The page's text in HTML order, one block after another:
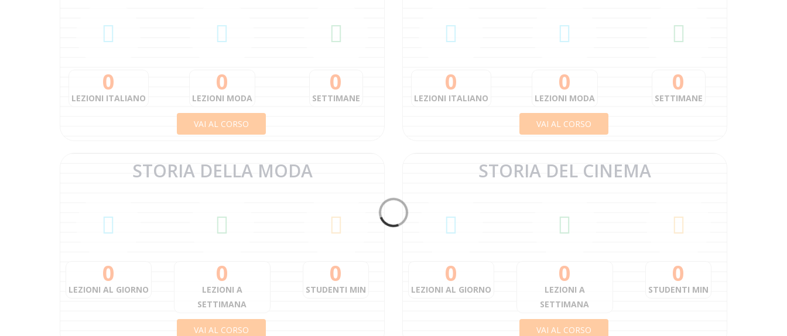
0
LEZIONI ITALIANO
0
LEZIONI MODA
0
SETTIMANE
VAI AL CORSO
0
LEZIONI ITALIANO
0
LEZIONI MODA
0
SETTIMANE
VAI AL CORSO
STORIA DELLA MODA
0
LEZIONI AL GIORNO
0
LEZIONI A
SETTIMANA
0
STUDENTI MIN
VAI AL CORSO
STORIA DEL CINEMA
0
LEZIONI AL GIORNO
0
LEZIONI A
SETTIMANA
0
STUDENTI MIN
VAI AL CORSO